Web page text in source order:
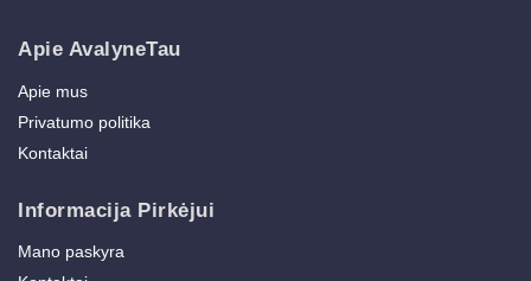
Apie AvalyneTau
Apie mus
Privatumo politika
Kontaktai
Informacija Pirkėjui
Mano paskyra